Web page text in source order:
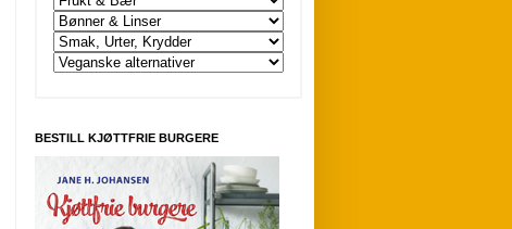
BESTILL KJØTTFRIE BURGERE